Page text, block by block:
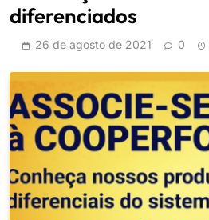
diferenciados
26 de agosto de 2021 0